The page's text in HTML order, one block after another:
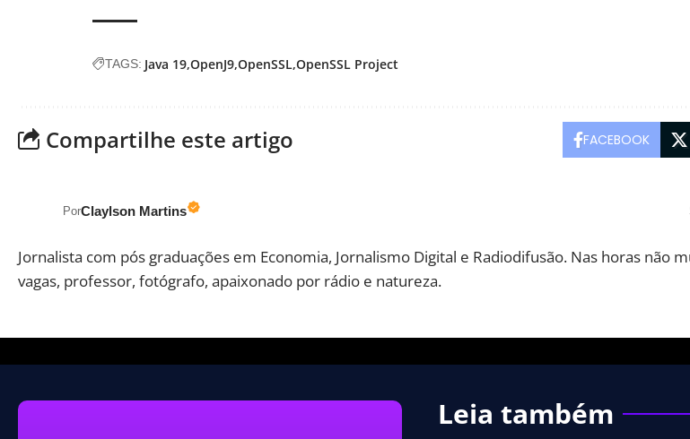
TAGS: Java 19 OpenJ9 OpenSSL OpenSSL Project
Compartilhe este artigo FACEBOOK
PorClaylson Martins
Jornalista com pós graduações em Economia, Jornalismo Digital e Radiodifusão. Nas horas não
vagas, professor, fotógrafo, apaixonado por rádio e natureza.
Leia também